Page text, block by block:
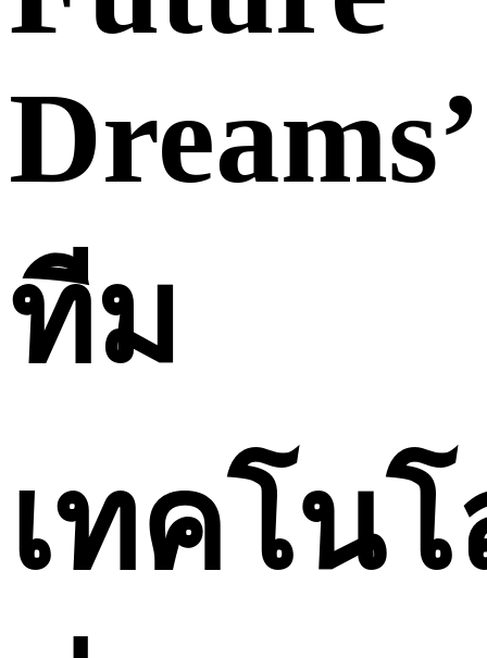
Dreams’
ทีม
เทคโน